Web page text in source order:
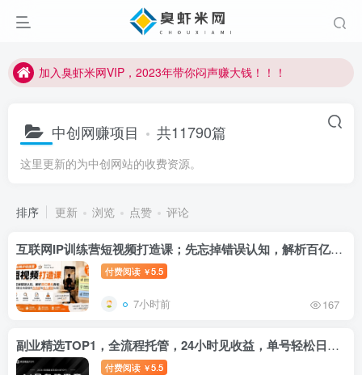
加入臭虾米网VIP，2023年带你闷声赚大钱！！！
加入臭虾米网VIP，2023年带你闷声赚大钱！！！
中创网赚项目 共11790篇
这里更新的为中创网站的收费资源。
排序 更新 浏览 点赞 评论
互联网IP训练营短视频打造课；先忘掉错误认知，解析百亿曝光真相，重新树立内容创作方向感与收入模型认知
付费阅读 ￥5.5
7小时前 167
副业精选TOP1，全流程托管，24小时见收益，单号轻松日入500+
付费阅读 ￥5.5